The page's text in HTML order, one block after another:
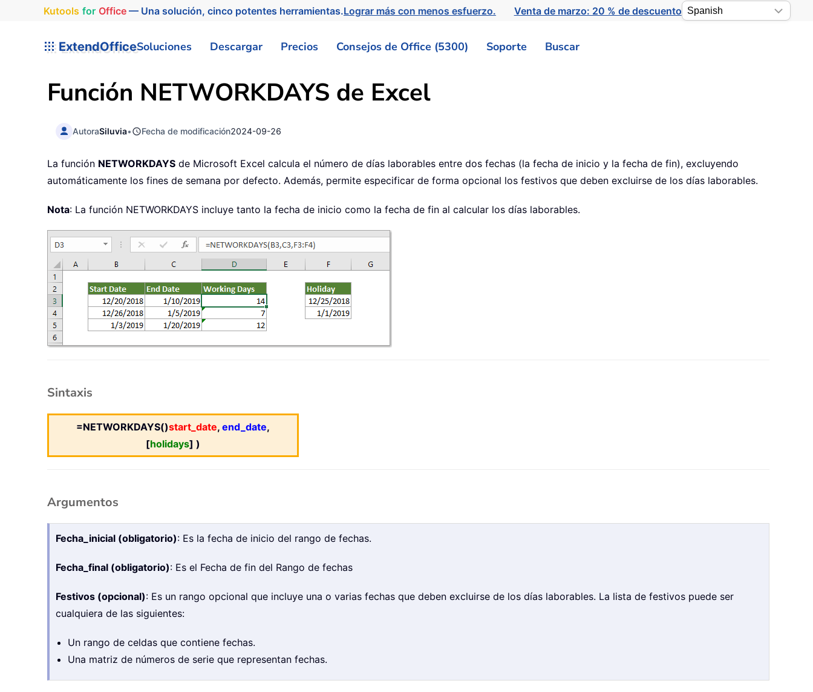
Kutools for Office— Una solución, cinco potentes herramientas.Lograr más con menos esfuerzo. Venta de marzo: 20 % de descuento
ExtendOfficeSoluciones Descargar Precios Consejos de Office (5300) Soporte Buscar
Función NETWORKDAYS de Excel
AutoraSiluvia• Fecha de modificación2024-09-26
La función NETWORKDAYS de Microsoft Excel calcula el número de días laborables entre dos fechas (la fecha de inicio y la fecha de fin), excluyendo
automáticamente los fines de semana por defecto. Además, permite especificar de forma opcional los festivos que deben excluirse de los días laborables.
Nota: La función NETWORKDAYS incluye tanto la fecha de inicio como la fecha de fin al calcular los días laborables.
Sintaxis
=NETWORKDAYS()start_date, end_date,
[holidays] )
Argumentos
Fecha_inicial (obligatorio): Es la fecha de inicio del rango de fechas.
Fecha_final (obligatorio): Es el Fecha de fin del Rango de fechas
Festivos (opcional): Es un rango opcional que incluye una o varias fechas que deben excluirse de los días laborables. La lista de festivos puede ser
cualquiera de las siguientes:
Un rango de celdas que contiene fechas.
Una matriz de números de serie que representan fechas.